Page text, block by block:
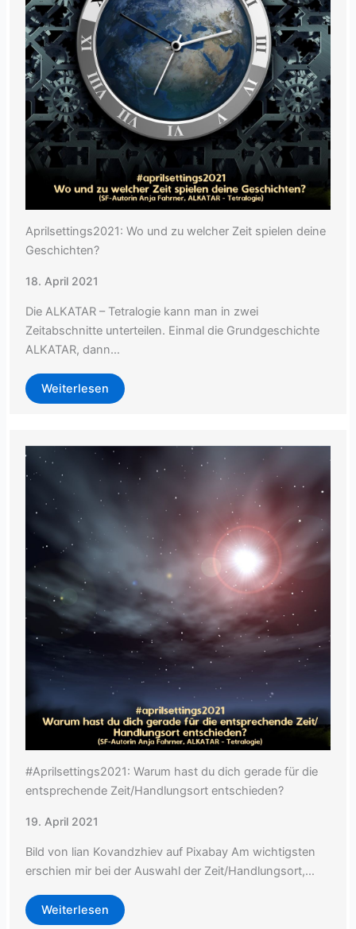
Aprilsettings2021: Wo und zu welcher Zeit spielen deine
Geschichten?
18. April 2021
Die ALKATAR – Tetralogie kann man in zwei
Zeitabschnitte unterteilen. Einmal die Grundgeschichte
ALKATAR, dann…
Weiterlesen
#Aprilsettings2021: Warum hast du dich gerade für die
entsprechende Zeit/Handlungsort entschieden?
19. April 2021
Bild von lian Kovandzhiev auf Pixabay Am wichtigsten
erschien mir bei der Auswahl der Zeit/Handlungsort,…
Weiterlesen